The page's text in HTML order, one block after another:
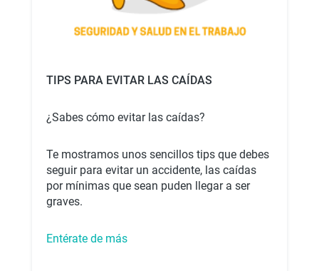
TIPS PARA EVITAR LAS CAÍDAS
¿Sabes cómo evitar las caídas?
Te mostramos unos sencillos tips que debes
seguir para evitar un accidente, las caídas
por mínimas que sean puden llegar a ser
graves.
Entérate de más